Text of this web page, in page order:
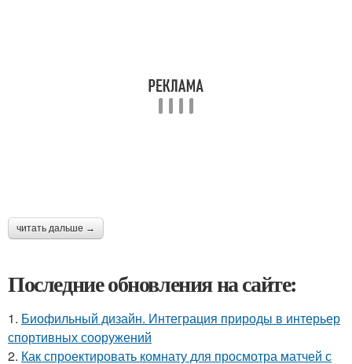
читать дальше →
Последние обновления на сайте:
1. Биофильный дизайн. Интеграция природы в интерьер
спортивных сооружений
2. Как спроектировать комнату для просмотра матчей с